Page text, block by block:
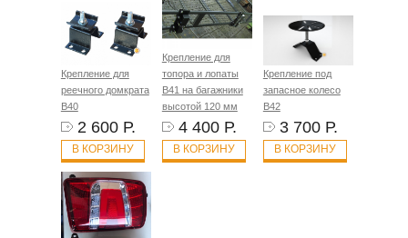
Крепление для
реечного домкрата
B40
2 600 Р.
В КОРЗИНУ
Крепление для
топора и лопаты
B41 на багажники
высотой 120 мм
4 400 Р.
В КОРЗИНУ
Крепление под
запасное колесо
B42
3 700 Р.
В КОРЗИНУ